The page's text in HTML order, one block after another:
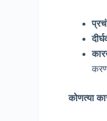
कोणत्या